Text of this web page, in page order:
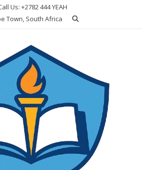
Us: +2782 444 YEAH
Town, South Africa